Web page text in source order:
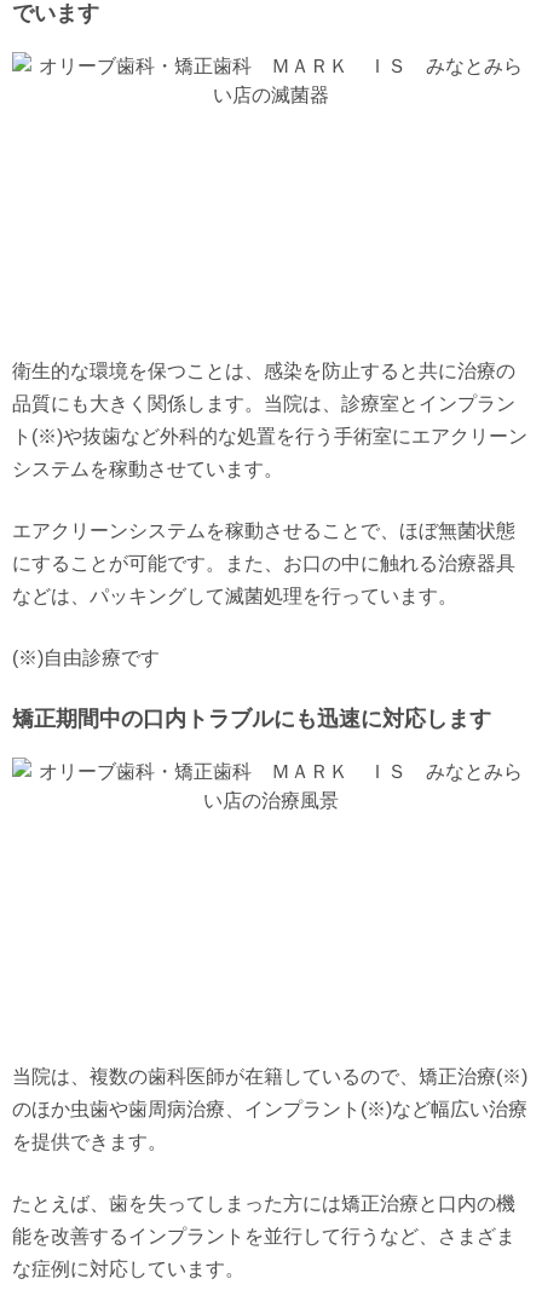
でいます
衛生的な環境を保つことは、感染を防止すると共に治療の
品質にも大きく関係します。当院は、診療室とインプラン
ト(※)や抜歯など外科的な処置を行う手術室にエアクリーン
システムを稼動させています。
エアクリーンシステムを稼動させることで、ほぼ無菌状態
にすることが可能です。また、お口の中に触れる治療器具
などは、パッキングして滅菌処理を行っています。
(※)自由診療です
矯正期間中の口内トラブルにも迅速に対応します
当院は、複数の歯科医師が在籍しているので、矯正治療(※)
のほか虫歯や歯周病治療、インプラント(※)など幅広い治療
を提供できます。
たとえば、歯を失ってしまった方には矯正治療と口内の機
能を改善するインプラントを並行して行うなど、さまざま
な症例に対応しています。